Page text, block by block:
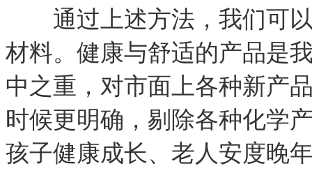
通过上述方法，我们可以
材料。健康与舒适的产品是
中之重，对市面上各种新产
时候更明确，剔除各种化学
孩子健康成长、老人安度晚